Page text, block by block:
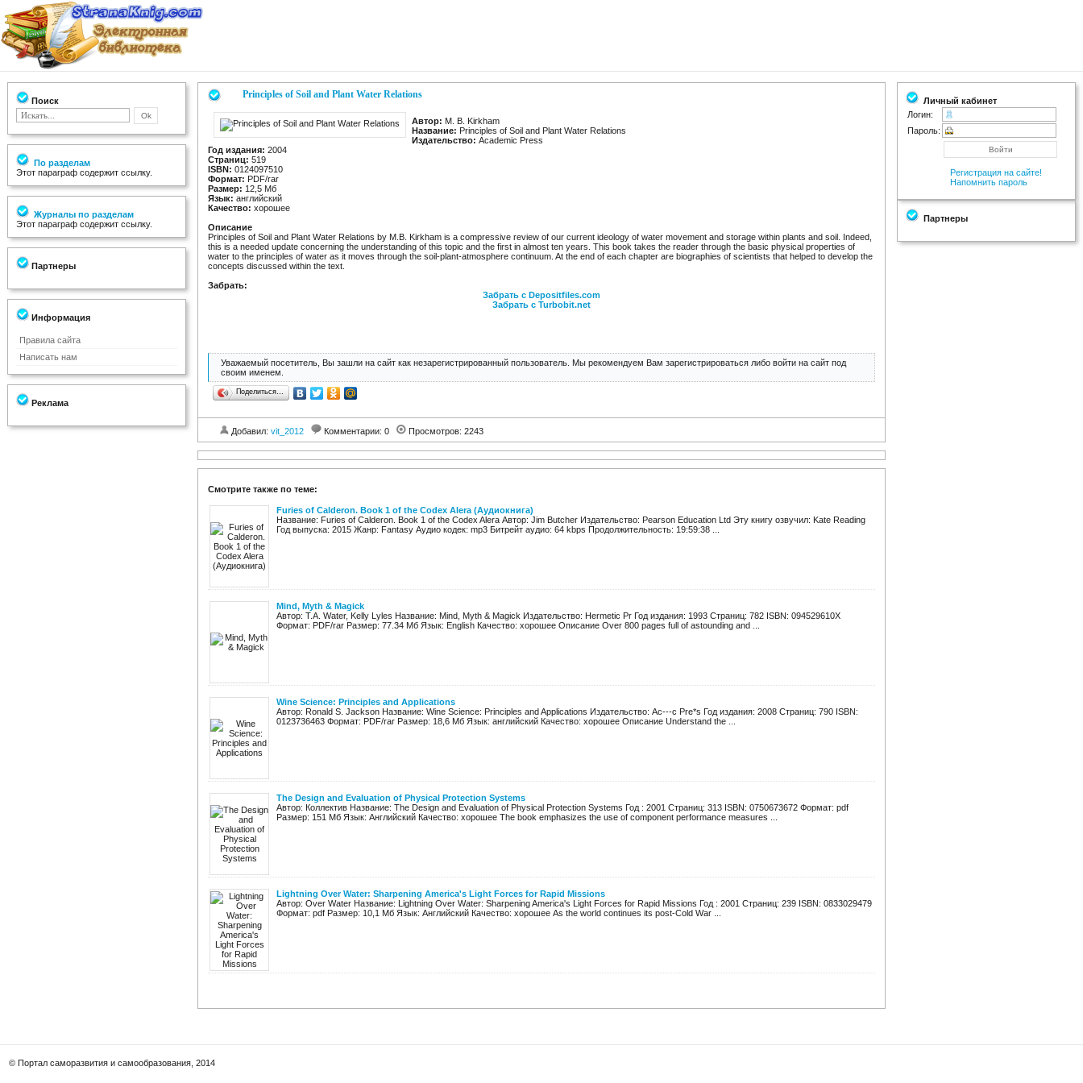
Поиск
По разделам
Этот параграф содержит ссылку.
Журналы по разделам
Этот параграф содержит ссылку.
Партнеры
Информация
Правила сайта
Написать нам
Реклама
Principles of Soil and Plant Water Relations
Автор: M. B. Kirkham
Название: Principles of Soil and Plant Water Relations
Издательство: Academic Press
Год издания: 2004
Страниц: 519
ISBN: 0124097510
Формат: PDF/rar
Размер: 12,5 Мб
Язык: английский
Качество: хорошее
Описание
Principles of Soil and Plant Water Relations by M.B. Kirkham is a compressive review of our current ideology of water movement and storage within plants and soil. Indeed,
this is a needed update concerning the understanding of this topic and the first in almost ten years. This book takes the reader through the basic physical properties of
water to the principles of water as it moves through the soil-plant-atmosphere continuum. At the end of each chapter are biographies of scientists that helped to develop the
concepts discussed within the text.
Забрать:
Забрать с Depositfiles.com
Забрать с Turbobit.net
Уважаемый посетитель, Вы зашли на сайт как незарегистрированный пользователь. Мы рекомендуем Вам зарегистрироваться либо войти на сайт под
своим именем.
Поделиться…
Добавил: vit_2012 Комментарии: 0 Просмотров: 2243
Смотрите также по теме:
Furies of Calderon. Book 1 of the Codex Alera (Аудиокнига)
Название: Furies of Calderon. Book 1 of the Codex Alera Автор: Jim Butcher Издательство: Pearson Education Ltd Эту книгу озвучил: Kate Reading
Год выпуска: 2015 Жанр: Fantasy Аудио кодек: mp3 Битрейт аудио: 64 kbps Продолжительность: 19:59:38 ...
Mind, Myth & Magick
Автор: T.A. Water, Kelly Lyles Название: Mind, Myth & Magick Издательство: Hermetic Pr Год издания: 1993 Страниц: 782 ISBN: 094529610X
Формат: PDF/rar Размер: 77.34 Мб Язык: English Качество: хорошее Описание Over 800 pages full of astounding and ...
Wine Science: Principles and Applications
Автор: Ronald S. Jackson Название: Wine Science: Principles and Applications Издательство: Ac---c Pre*s Год издания: 2008 Страниц: 790 ISBN:
0123736463 Формат: PDF/rar Размер: 18,6 Мб Язык: английский Качество: хорошее Описание Understand the ...
The Design and Evaluation of Physical Protection Systems
Автор: Коллектив Название: The Design and Evaluation of Physical Protection Systems Год : 2001 Страниц: 313 ISBN: 0750673672 Формат: pdf
Размер: 151 Мб Язык: Английский Качество: хорошее The book emphasizes the use of component performance measures ...
Lightning Over Water: Sharpening America's Light Forces for Rapid Missions
Автор: Over Water Название: Lightning Over Water: Sharpening America's Light Forces for Rapid Missions Год : 2001 Страниц: 239 ISBN: 0833029479
Формат: pdf Размер: 10,1 Мб Язык: Английский Качество: хорошее As the world continues its post-Cold War ...
Личный кабинет
Логин:
Пароль:
Регистрация на сайте!
Напомнить пароль
Партнеры
© Портал саморазвития и самообразования, 2014